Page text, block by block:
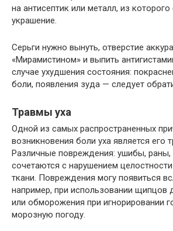
на антисептик или металл, из
украшение.
Серьги нужно вынуть, отверстие
«Мирамистином» и выпить
случае ухудшения состояния:
боли, появления зуда — следует
Травмы уха
Одной из самых распространенных
возникновения боли уха является его
Различные повреждения: ушибы,
сочетаются с нарушением
ткани. Повреждения могу появиться
например, при использовании щипцов
или обморожения при игнорировании
морозную погоду.